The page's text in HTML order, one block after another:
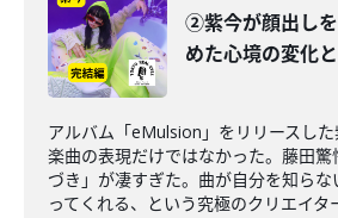
②紫今が顔出し
めた心境の変化
アルバム「eMulsion」をリリースし
楽曲の表現だけではなかった。藤田
づき」が凄すぎた。曲が自分を知ら
ってくれる、という究極のクリエイタ